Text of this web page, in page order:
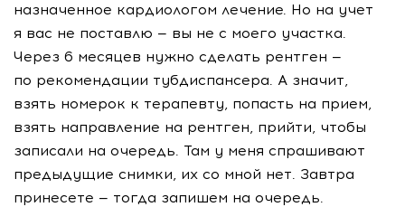
назначенное кардиологом лечение. Но на учет
я вас не поставлю — вы не с моего участка.
Через 6 месяцев нужно сделать рентген —
по рекомендации тубдиспансера. А значит,
взять номерок к терапевту, попасть на прием,
взять направление на рентген, прийти, чтобы
записали на очередь. Там у меня спрашивают
предыдущие снимки, их со мной нет. Завтра
принесете — тогда запишем на очередь.